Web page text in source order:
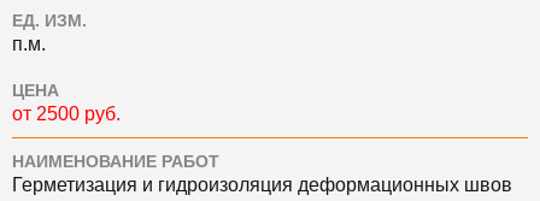
ЕД. ИЗМ.
п.м.
ЦЕНА
от 2500 руб.
НАИМЕНОВАНИЕ РАБОТ
Герметизация и гидроизоляция деформационных швов